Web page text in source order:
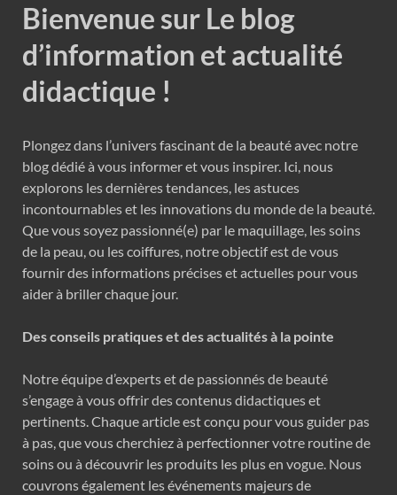
Bienvenue sur Le blog
d’information et actualité
didactique !
Plongez dans l’univers fascinant de la beauté avec notre
blog dédié à vous informer et vous inspirer. Ici, nous
explorons les dernières tendances, les astuces
incontournables et les innovations du monde de la beauté.
Que vous soyez passionné(e) par le maquillage, les soins
de la peau, ou les coiffures, notre objectif est de vous
fournir des informations précises et actuelles pour vous
aider à briller chaque jour.
Des conseils pratiques et des actualités à la pointe
Notre équipe d’experts et de passionnés de beauté
s’engage à vous offrir des contenus didactiques et
pertinents. Chaque article est conçu pour vous guider pas
à pas, que vous cherchiez à perfectionner votre routine de
soins ou à découvrir les produits les plus en vogue. Nous
couvrons également les événements majeurs de